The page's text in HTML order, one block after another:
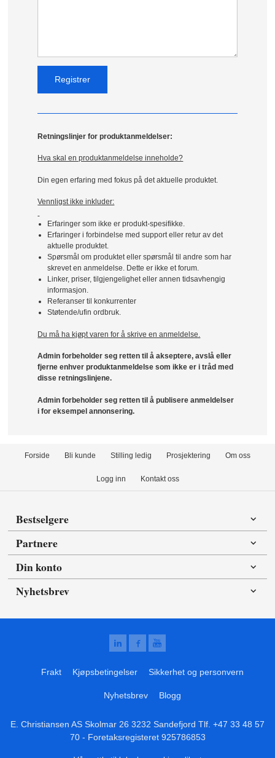
Retningslinjer for produktanmeldelser:
Hva skal en produktanmeldelse inneholde?
Din egen erfaring med fokus på det aktuelle produktet.
Vennligst ikke inkluder:
Erfaringer som ikke er produkt-spesifikke.
Erfaringer i forbindelse med support eller retur av det
aktuelle produktet.
Spørsmål om produktet eller spørsmål til andre som har
skrevet en anmeldelse. Dette er ikke et forum.
Linker, priser, tilgjengelighet eller annen tidsavhengig
informasjon.
Referanser til konkurrenter
Støtende/ufin ordbruk.
Du må ha kjøpt varen for å skrive en anmeldelse.
Admin forbeholder seg retten til å akseptere, avslå eller
fjerne enhver produktanmeldelse som ikke er i tråd med
disse retningslinjene.
Admin forbeholder seg retten til å publisere anmeldelser
i for eksempel annonsering.
Forside Bli kunde Stilling ledig Prosjektering Om oss
Logg inn Kontakt oss
Bestselgere
Partnere
Din konto
Nyhetsbrev
Frakt Kjøpsbetingelser Sikkerhet og personvern
Nyhetsbrev Blogg
E. Christiansen AS Skolmar 26 3232 Sandefjord Tlf. +47 33 48 57
70- Foretaksregisteret 925786853